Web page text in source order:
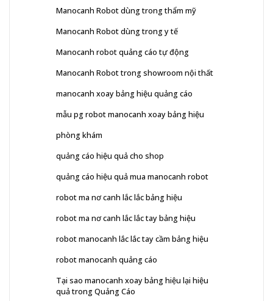
Manocanh Robot dùng trong thẩm mỹ
Manocanh Robot dùng trong y tế
Manocanh robot quảng cáo tự động
Manocanh Robot trong showroom nội thất
manocanh xoay bảng hiệu quảng cáo
mẫu pg robot manocanh xoay bảng hiệu
phòng khám
quảng cáo hiệu quả cho shop
quảng cáo hiệu quả mua manocanh robot
robot ma nơ canh lắc lắc bảng hiệu
robot ma nơ canh lắc lắc tay bảng hiệu
robot manocanh lắc lắc tay cầm bảng hiệu
robot manocanh quảng cáo
Tại sao manocanh xoay bảng hiệu lại hiệu
quả trong Quảng Cáo